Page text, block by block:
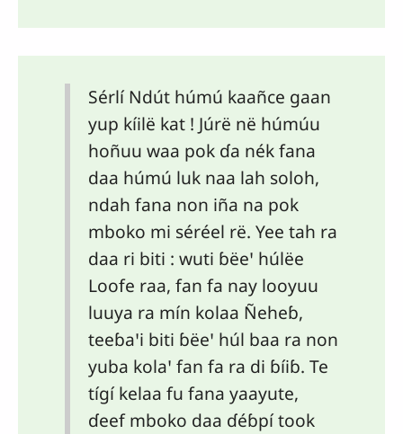
Sérlí Ndút húmú kaañce gaan
yup kíilë kat ! Júrë në húmúu
hoñuu waa pok ɗa nék fana
daa húmú luk naa lah soloh,
ndah fana non iña na pok
mboko mi séréel rë. Yee tah ra
daa ri biti : wuti ɓëeꞌ húlëe
Loofe raa, fan fa nay looyuu
luuya ra mín kolaa Ñeheɓ,
teeɓaꞌi biti ɓëeꞌ húl baa ra non
yuba kolaꞌ fan fa ra di ɓíiɓ. Te
tígí kelaa fu fana yaayute,
ɗeef mboko daa ɗéɓpí took